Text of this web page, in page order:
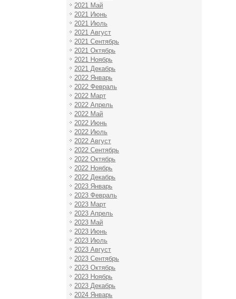
2021 Май
2021 Июнь
2021 Июль
2021 Август
2021 Сентябрь
2021 Октябрь
2021 Ноябрь
2021 Декабрь
2022 Январь
2022 Февраль
2022 Март
2022 Апрель
2022 Май
2022 Июнь
2022 Июль
2022 Август
2022 Сентябрь
2022 Октябрь
2022 Ноябрь
2022 Декабрь
2023 Январь
2023 Февраль
2023 Март
2023 Апрель
2023 Май
2023 Июнь
2023 Июль
2023 Август
2023 Сентябрь
2023 Октябрь
2023 Ноябрь
2023 Декабрь
2024 Январь